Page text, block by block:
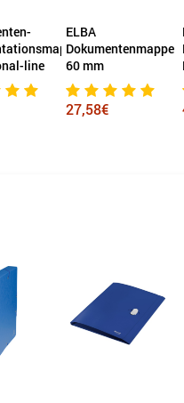
line
ELBA
Dokumentenmappe
60 mm
27,58€